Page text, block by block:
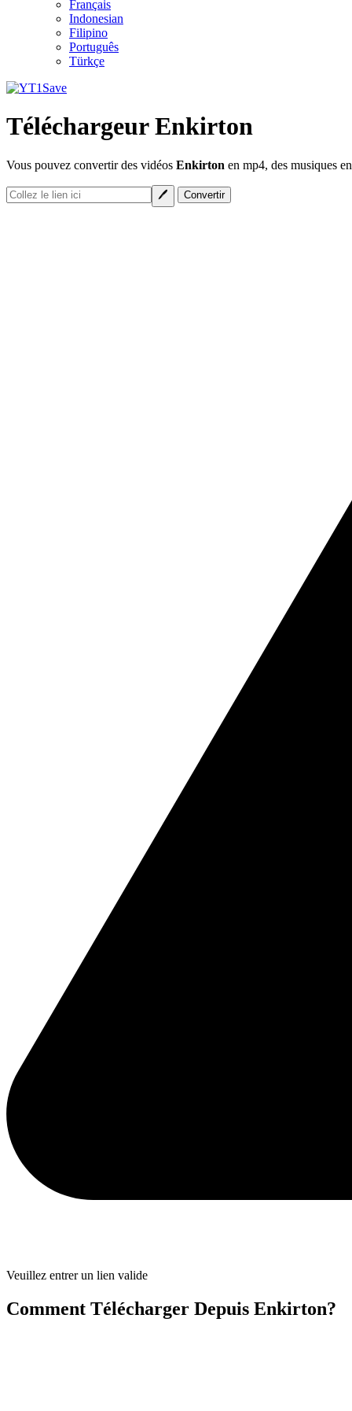
Français
Indonesian
Filipino
Português
Türkçe
Téléchargeur Enkirton
Vous pouvez convertir des vidéos Enkirton en mp4, des musiques
Veuillez entrer un lien valide
Comment Télécharger Depuis Enkirton?